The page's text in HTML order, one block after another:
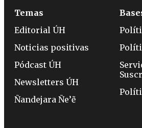
Temas
Editorial ÚH
Noticias positivas
Pódcast ÚH
Newsletters ÚH
Ñandejara Ñe’ẽ